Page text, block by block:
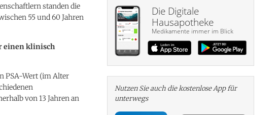
standen die
55 und 60 Jahren
einen klinisch
PSA-Wert (im Alter
von 13 Jahren an
Die Digitale
Hausapotheke
Medikamente immer im Blick
Nutzen Sie auch die kosten­lose App für
unterwegs